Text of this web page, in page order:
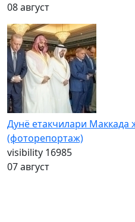
08 август
Дунё етакчилари
(фоторепортаж)
visibility 16985
07 август